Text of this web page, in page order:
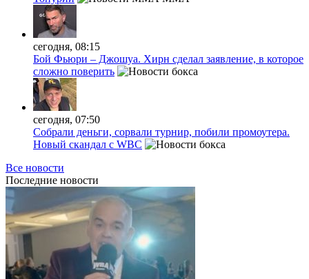
сегодня, 08:15
Бой Фьюри – Джошуа. Хирн сделал заявление, в которое
сложно поверить
сегодня, 07:50
Собрали деньги, сорвали турнир, побили промоутера.
Новый скандал с WBC
Все новости
Последние новости